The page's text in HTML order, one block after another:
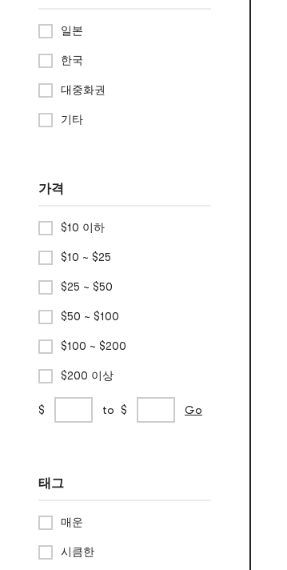
일본
한국
대중화권
기타
가격
$10 이하
$10 ~ $25
$25 ~ $50
$50 ~ $100
$100 ~ $200
$200 이상
사
가
$
price
to $
price
Go
태그
매운
시큼한